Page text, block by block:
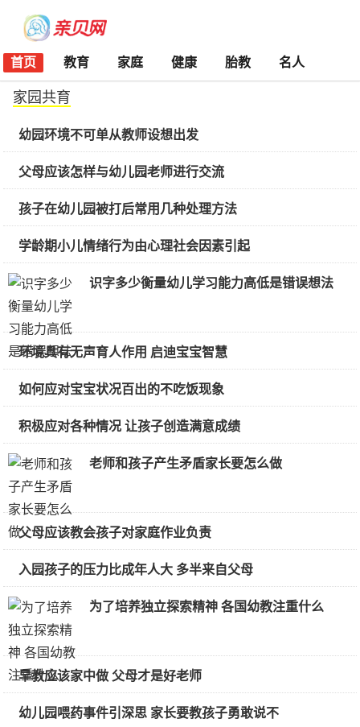
首页 教育 家庭 健康 胎教 名人
家园共育
幼园环境不可单从教师设想出发
父母应该怎样与幼儿园老师进行交流
孩子在幼儿园被打后常用几种处理方法
学龄期小儿情绪行为由心理社会因素引起
识字多少衡量幼儿学习能力高低是错误想法
环境具有无声育人作用 启迪宝宝智慧
如何应对宝宝状况百出的不吃饭现象
积极应对各种情况 让孩子创造满意成绩
老师和孩子产生矛盾家长要怎么做
父母应该教会孩子对家庭作业负责
入园孩子的压力比成年人大 多半来自父母
为了培养独立探索精神 各国幼教注重什么
早教应该家中做 父母才是好老师
幼儿园喂药事件引深思 家长要教孩子勇敢说不